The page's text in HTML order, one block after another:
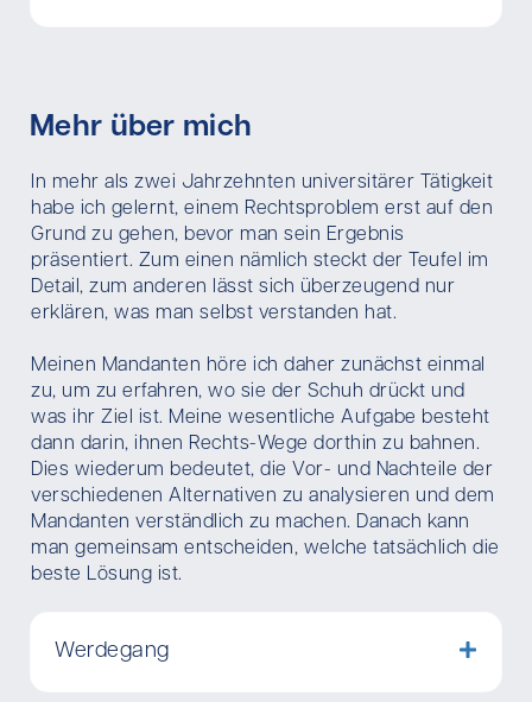
Mehr über mich
In mehr als zwei Jahrzehnten universitärer Tätigkeit
habe ich gelernt, einem Rechtsproblem erst auf den
Grund zu gehen, bevor man sein Ergebnis
präsentiert. Zum einen nämlich steckt der Teufel im
Detail, zum anderen lässt sich überzeugend nur
erklären, was man selbst verstanden hat.
Meinen Mandanten höre ich daher zunächst einmal
zu, um zu erfahren, wo sie der Schuh drückt und
was ihr Ziel ist. Meine wesentliche Aufgabe besteht
dann darin, ihnen Rechts-Wege dorthin zu bahnen.
Dies wiederum bedeutet, die Vor- und Nachteile der
verschiedenen Alternativen zu analysieren und dem
Mandanten verständlich zu machen. Danach kann
man gemeinsam entscheiden, welche tatsächlich die
beste Lösung ist.
Werdegang